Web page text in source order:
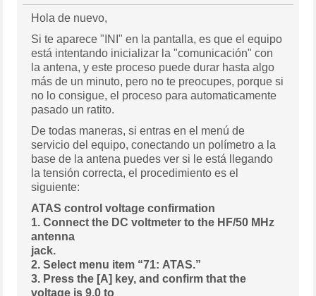
Hola de nuevo,
Si te aparece "INI" en la pantalla, es que el equipo
está intentando inicializar la "comunicación" con
la antena, y este proceso puede durar hasta algo
más de un minuto, pero no te preocupes, porque si
no lo consigue, el proceso para automaticamente
pasado un ratito.
De todas maneras, si entras en el menú de
servicio del equipo, conectando un polímetro a la
base de la antena puedes ver si le está llegando
la tensión correcta, el procedimiento es el
siguiente:
ATAS control voltage confirmation
1. Connect the DC voltmeter to the HF/50 MHz
antenna
jack.
2. Select menu item “71: ATAS.”
3. Press the [A] key, and confirm that the
voltage is 9.0 to